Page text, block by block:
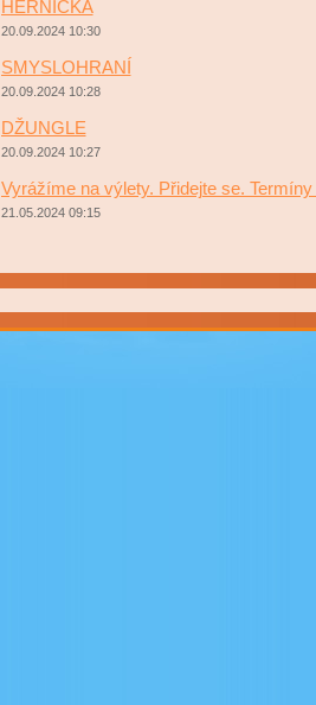
HERNIČKA
20.09.2024 10:30
SMYSLOHRANÍ
20.09.2024 10:28
DŽUNGLE
20.09.2024 10:27
Vyrážíme na výlety. Přidejte se.
21.05.2024 09:15